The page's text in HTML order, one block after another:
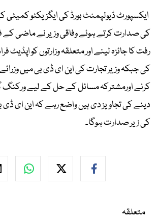
ایکسپورٹ ڈیولپمنٹ بورڈ کی ایگزیکٹو
کی صدارت کرتے ہوئے وفاقی وزیر نے ماضی کے
رفت کا جائزہ لینے اور متعلقہ وزارتوں کو اپڈیٹ
کی جبکہ وزیر تجارت کی این ای ڈی بی میں
کرنے اورمشترکہ مسائل کے حل کے لیے
دینے کی تجاویز دی ہیں واضع رہے کہ این ای
کی زیر صدارت ہوگا۔
متعلقہ